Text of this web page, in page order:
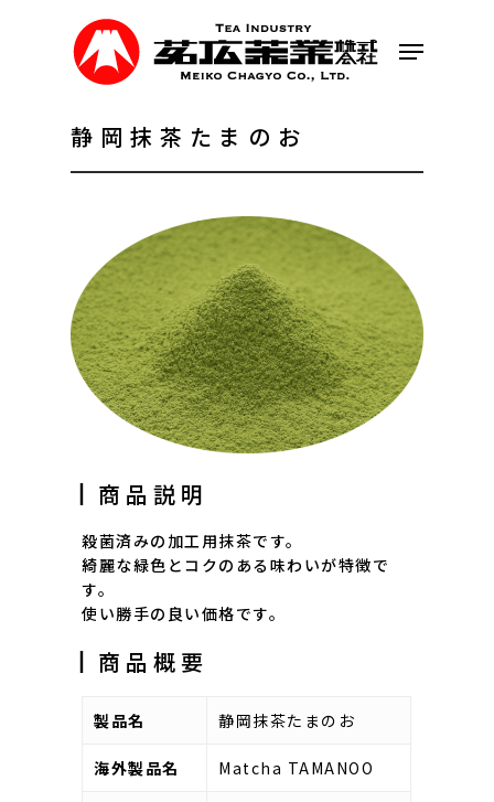
Menu
静岡抹茶たまのお
┃商品説明
殺菌済みの加工用抹茶です。
綺麗な緑色とコクのある味わいが特徴で
す。
使い勝手の良い価格です。
┃商品概要
製品名 静岡抹茶たまのお
海外製品名 Matcha TAMANOO